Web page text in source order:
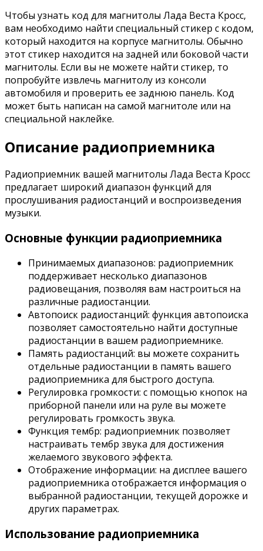
Чтобы узнать код для магнитолы Лада Веста Кросс,
вам необходимо найти специальный стикер с кодом,
который находится на корпусе магнитолы. Обычно
этот стикер находится на задней или боковой части
магнитолы. Если вы не можете найти стикер, то
попробуйте извлечь магнитолу из консоли
автомобиля и проверить ее заднюю панель. Код
может быть написан на самой магнитоле или на
специальной наклейке.
Описание радиоприемника
Радиоприемник вашей магнитолы Лада Веста Кросс
предлагает широкий диапазон функций для
прослушивания радиостанций и воспроизведения
музыки.
Основные функции радиоприемника
Принимаемых диапазонов: радиоприемник
поддерживает несколько диапазонов
радиовещания, позволяя вам настроиться на
различные радиостанции.
Автопоиск радиостанций: функция автопоиска
позволяет самостоятельно найти доступные
радиостанции в вашем радиоприемнике.
Память радиостанций: вы можете сохранить
отдельные радиостанции в память вашего
радиоприемника для быстрого доступа.
Регулировка громкости: с помощью кнопок на
приборной панели или на руле вы можете
регулировать громкость звука.
Функция тембр: радиоприемник позволяет
настраивать тембр звука для достижения
желаемого звукового эффекта.
Отображение информации: на дисплее вашего
радиоприемника отображается информация о
выбранной радиостанции, текущей дорожке и
других параметрах.
Использование радиоприемника